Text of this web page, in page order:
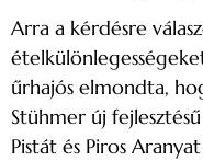
Arra a kérdésre
űrhajós elmondta,
Stühmer új
Pistát és Piros